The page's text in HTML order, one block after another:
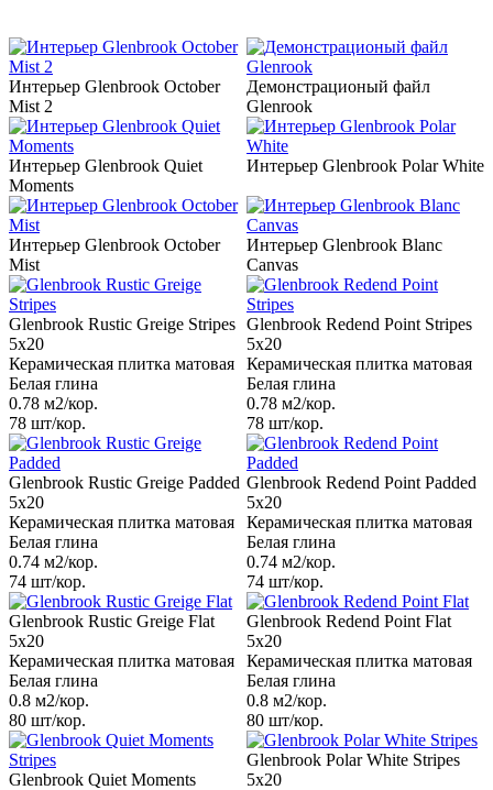
Интерьер Glenbrook October
Mist 2
Демонстрационый файл
Glenrook
Интерьер Glenbrook Quiet
Moments
Интерьер Glenbrook Polar White
Интерьер Glenbrook October
Mist
Интерьер Glenbrook Blanc
Canvas
Glenbrook Rustic Greige Stripes
5x20
Керамическая плитка матовая
Белая глина
0.78 м2/кор.
78 шт/кор.
Glenbrook Redend Point Stripes
5x20
Керамическая плитка матовая
Белая глина
0.78 м2/кор.
78 шт/кор.
Glenbrook Rustic Greige Padded
5x20
Керамическая плитка матовая
Белая глина
0.74 м2/кор.
74 шт/кор.
Glenbrook Redend Point Padded
5x20
Керамическая плитка матовая
Белая глина
0.74 м2/кор.
74 шт/кор.
Glenbrook Rustic Greige Flat
5x20
Керамическая плитка матовая
Белая глина
0.8 м2/кор.
80 шт/кор.
Glenbrook Redend Point Flat
5x20
Керамическая плитка матовая
Белая глина
0.8 м2/кор.
80 шт/кор.
Glenbrook Quiet Moments
Glenbrook Polar White Stripes
5x20